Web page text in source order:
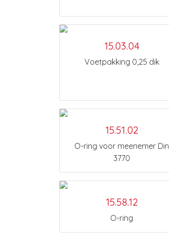
15.03.04
Voetpakking 0,25 dik
15.51.02
O-ring voor meenemer Din
3770
15.58.12
O-ring